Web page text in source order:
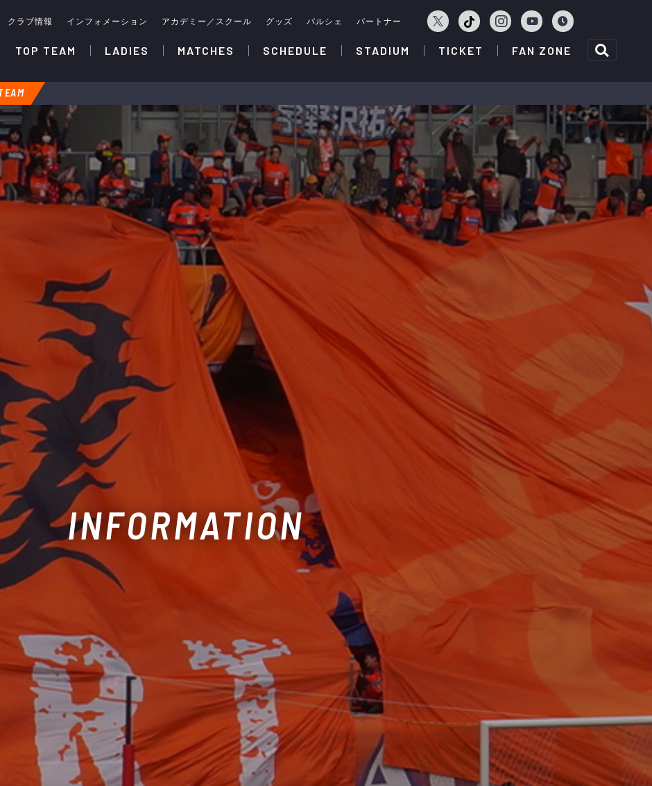
クラブ情報 インフォメーション アカデミー／スクール グッズ パルシェ パートナー
TOP TEAM LADIES MATCHES SCHEDULE STADIUM TICKET FAN ZONE
INFORMATION